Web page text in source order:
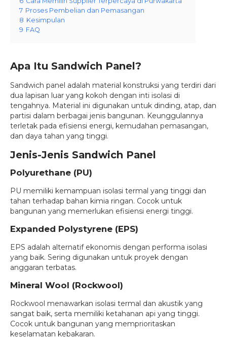
7 Proses Pembelian dan Pemasangan
8 Kesimpulan
9 FAQ
Apa Itu Sandwich Panel?
Sandwich panel adalah material konstruksi yang terdiri dari
dua lapisan luar yang kokoh dengan inti isolasi di
tengahnya. Material ini digunakan untuk dinding, atap, dan
partisi dalam berbagai jenis bangunan. Keunggulannya
terletak pada efisiensi energi, kemudahan pemasangan,
dan daya tahan yang tinggi.
Jenis-Jenis Sandwich Panel
Polyurethane (PU)
PU memiliki kemampuan isolasi termal yang tinggi dan
tahan terhadap bahan kimia ringan. Cocok untuk
bangunan yang memerlukan efisiensi energi tinggi.
Expanded Polystyrene (EPS)
EPS adalah alternatif ekonomis dengan performa isolasi
yang baik. Sering digunakan untuk proyek dengan
anggaran terbatas.
Mineral Wool (Rockwool)
Rockwool menawarkan isolasi termal dan akustik yang
sangat baik, serta memiliki ketahanan api yang tinggi.
Cocok untuk bangunan yang memprioritaskan
keselamatan kebakaran.